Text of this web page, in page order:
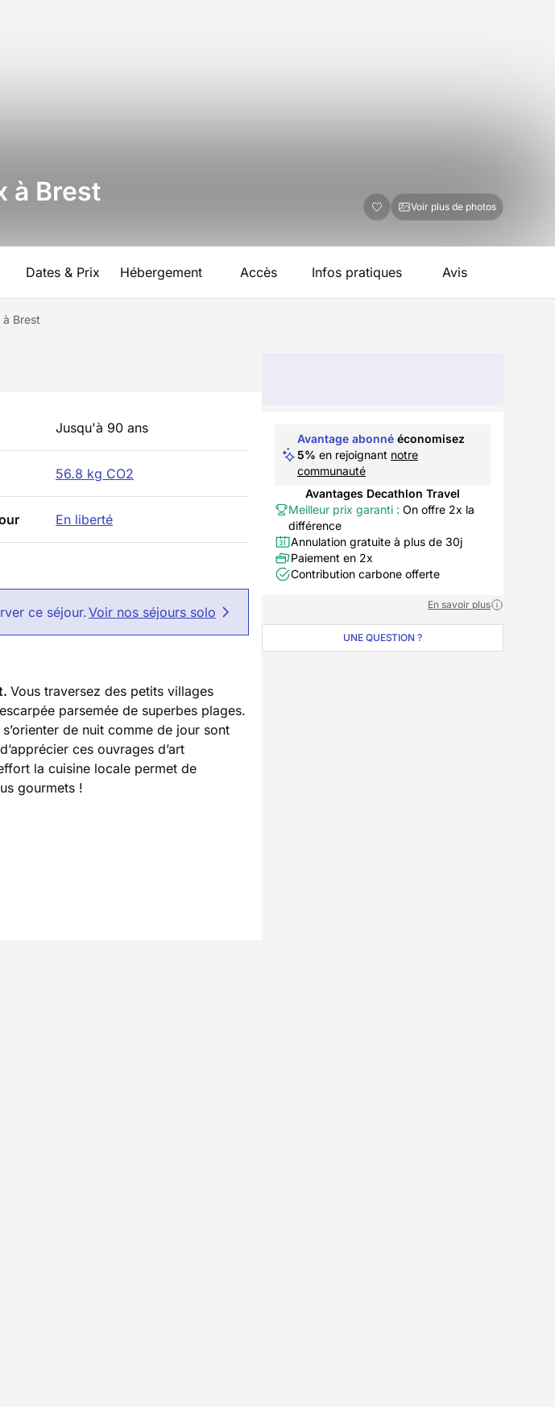
à Brest Voir plus de photos
Dates & Prix Hébergement Accès Infos pratiques Avis
Brest
Jusqu'à 90 ans
56.8 kg CO2
En liberté
ce séjour.Voir nos séjours solo
Vous traversez des petits villages
parsemée de superbes plages.
de nuit comme de jour sont
ces ouvrages d’art
la cuisine locale permet de
gourmets !
Avantage abonné économisez
5% en rejoignant notre
communauté
Avantages Decathlon Travel
Meilleur prix garanti : On offre 2x la
différence
Annulation gratuite à plus de 30j
Paiement en 2x
Contribution carbone offerte
En savoir plus
UNE QUESTION ?